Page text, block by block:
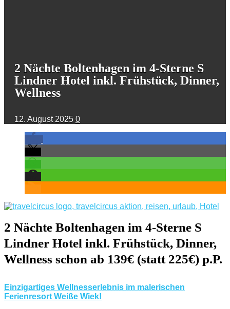
2 Nächte Boltenhagen im 4-Sterne S
Lindner Hotel inkl. Frühstück, Dinner,
Wellness
12. August 2025 0
2 Nächte Boltenhagen im 4-Sterne S
Lindner Hotel inkl. Frühstück, Dinner,
Wellness schon ab 139€ (statt 225€) p.P.
Einzigartiges Wellnesserlebnis im malerischen
Ferienresort Weiße Wiek!